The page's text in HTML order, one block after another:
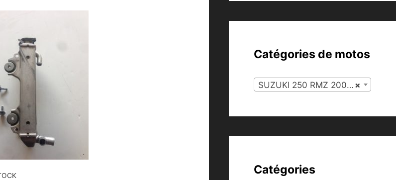
Catégories de motos
×
SUZUKI 250 RMZ 2008 (46)
Catégories